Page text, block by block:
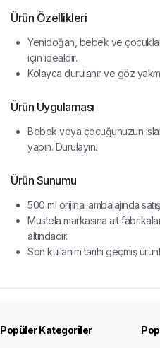
Ürün Özellikleri
Yenidoğan, bebek ve
için idealdir.
Kolayca durulanır ve göz
Ürün Uygulaması
Bebek veya çocuğunuzun
yapın. Durulayın.
Ürün Sunumu
500 ml orijinal ambalajında
Mustela markasına ait
altındadır.
Son kullanım tarihi geçmiş
Popüler Kategoriler